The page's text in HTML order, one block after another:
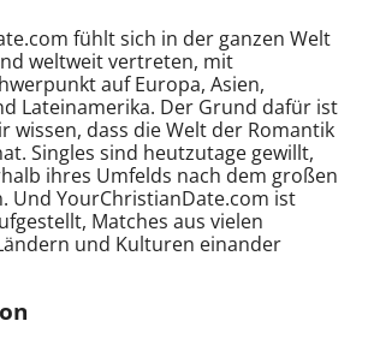
fühlt sich in der ganzen Welt
weltweit vertreten, mit
auf Europa, Asien,
Lateinamerika. Der Grund dafür ist
wissen, dass die Welt der Romantik
Singles sind heutzutage gewillt,
ihres Umfelds nach dem großen
Und YourChristianDate.com ist
Matches aus vielen
und Kulturen einander